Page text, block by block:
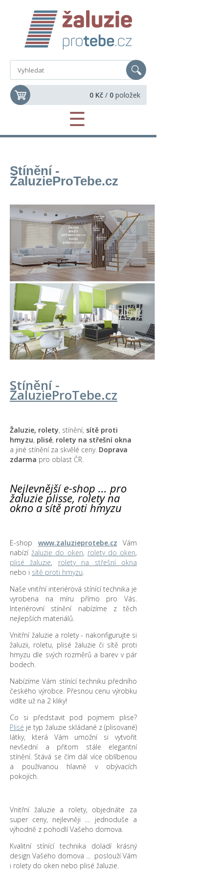
0 Kč / 0 položek
☰
Stínění -
ŽaluzieProTebe.cz
Stínění -
ŽaluzieProTebe.cz
Žaluzie, rolety, stínění, sítě proti
hmyzu, plisé, rolety na střešní okna
a jiné stínění za skvělé ceny. Doprava
zdarma pro oblast ČR.
Nejlevnější e-shop ... pro
žaluzie plisse, rolety na
okno a sítě proti hmyzu
E-shop www.zaluzieprotebe.cz Vám
nabízížaluzie do oken, rolety do oken,
plisé žaluzie, rolety na střešní okna
nebo i sítě proti hmyzu.
Naše vnitřní interiérová stínící technika je
vyrobena na míru přímo pro Vás.
Interiérovní stínění nabízíme z těch
nejlepších materiálů.
Vnitřní žaluzie a rolety - nakonfigurujte si
žaluzii, roletu, plisé žaluzie či sítě proti
hmyzu dle svých rozměrů a barev v pár
bodech.
Nabízíme Vám stínící techniku předního
českého výrobce. Přesnou cenu výrobku
vidíte už na 2 kliky!
Co si představit pod pojmem plise?
Plisé je typ žaluzie skládané z (plisované)
látky, která Vám umožní si vytvořit
nevšední a přitom stále elegantní
stínění. Stává se čím dál více oblíbenou
a používanou hlavně v obývacích
pokojích.
Vnitřní žaluzie a rolety, objednáte za
super ceny, nejlevněji .... jednoduše a
výhodně z pohodlí Vašeho domova.
Kvalitní stínící technika doladí krásný
design Vašeho domova ... poslouží Vám
i rolety do oken nebo plisé žaluzie.